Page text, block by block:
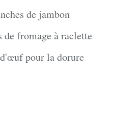
de jambon
de fromage à raclette
pour la dorure